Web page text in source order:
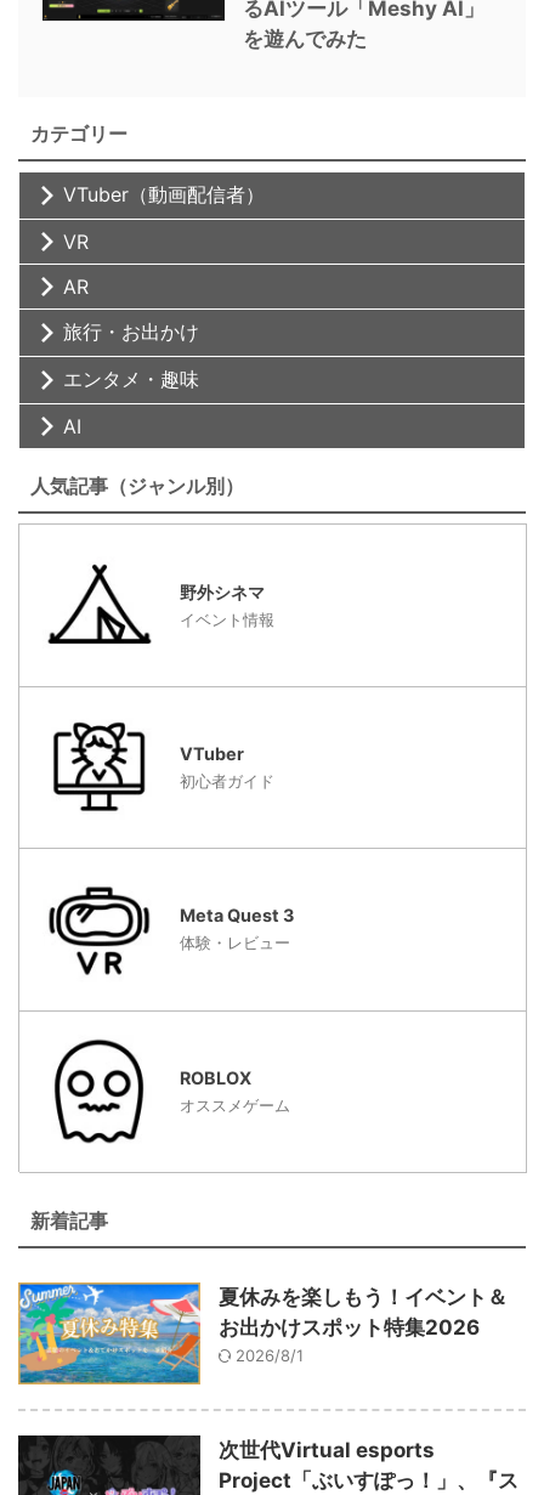
るAIツール「Meshy AI」
を遊んでみた
カテゴリー
VTuber（動画配信者）
VR
AR
旅行・お出かけ
エンタメ・趣味
AI
人気記事（ジャンル別）
野外シネマ
イベント情報
VTuber
初心者ガイド
Meta Quest 3
体験・レビュー
ROBLOX
オススメゲーム
新着記事
夏休みを楽しもう！イベント＆
お出かけスポット特集2026
2026/8/1
次世代Virtual esports
Project「ぶいすぽっ！」、『ス